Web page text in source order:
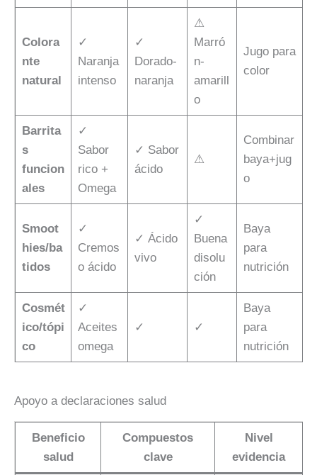
Colora
nte
natural
✓
Naranja
intenso
✓
Dorado-
naranja
⚠
Marró
n-
amarill
o
Jugo para
color
Barrita
s
funcion
ales
✓
Sabor
rico +
Omega
✓ Sabor
ácido
⚠
Combinar
baya+jug
o
Smoot
hies/ba
tidos
✓
Cremos
o ácido
✓ Ácido
vivo
✓
Buena
disolu
ción
Baya
para
nutrición
Cosmét
ico/tópi
co
✓
Aceites
omega
✓ ✓
Baya
para
nutrición
Apoyo a declaraciones salud
Beneficio
salud
Compuestos
clave
Nivel
evidencia